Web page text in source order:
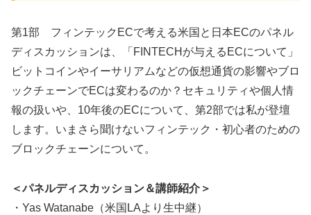
第1部 フィンテックECで考える米国と日本ECのパネル
ディスカッションは、「FINTECHが与えるECについて」
ビットコインやイーサリアムなどの仮想通貨の影響やブロ
ックチェーンでECは変わるのか？セキュリティや個人情
報の扱いや、10年後のECについて、第2部では私が登壇
します。いまさら聞けないフィンテック・初心者のための
ブロックチェーンについて。
＜パネルディスカッション＆講師紹介＞
・Yas Watanabe（米国LAより生中継）